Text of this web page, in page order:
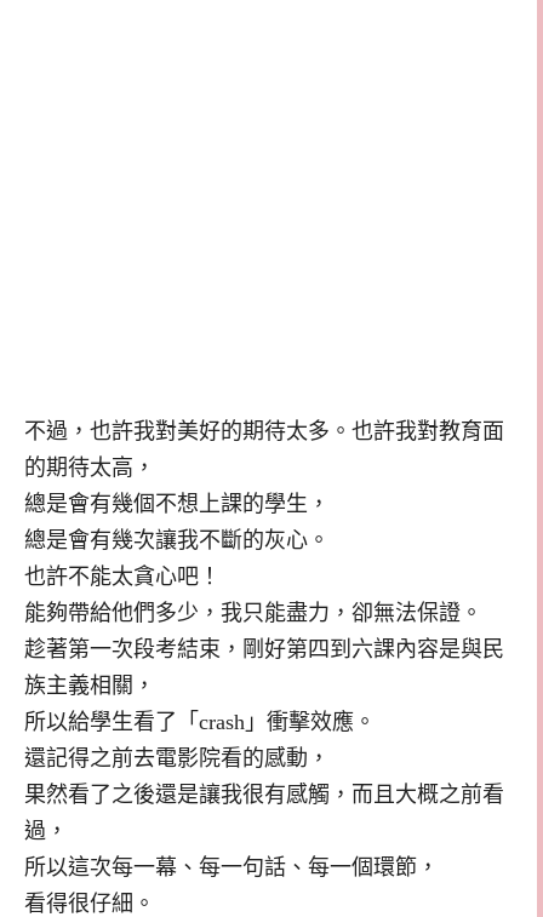
不過，也許我對美好的期待太多。也許我對教育面
的期待太高，
總是會有幾個不想上課的學生，
總是會有幾次讓我不斷的灰心。
也許不能太貪心吧！
能夠帶給他們多少，我只能盡力，卻無法保證。
趁著第一次段考結束，剛好第四到六課內容是與民
族主義相關，
所以給學生看了「crash」衝擊效應。
還記得之前去電影院看的感動，
果然看了之後還是讓我很有感觸，而且大概之前看
過，
所以這次每一幕、每一句話、每一個環節，
看得很仔細。